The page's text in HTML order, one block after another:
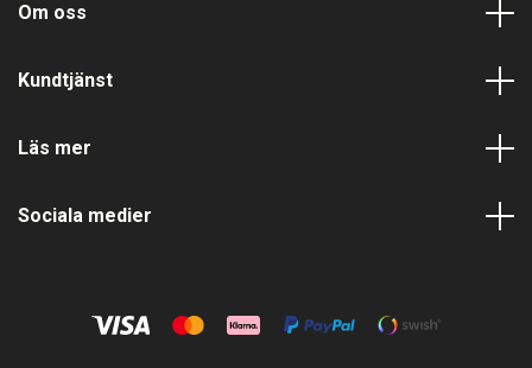
Om oss
Kundtjänst
Läs mer
Sociala medier